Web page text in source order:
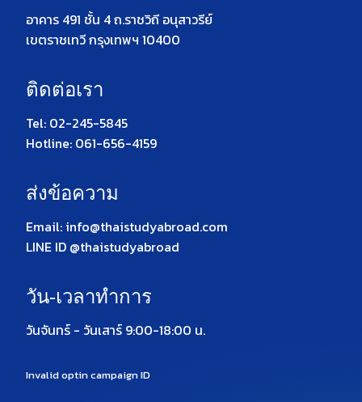
อาคาร 491 ชั้น 4 ถ.ราชวิถี อนุสาวรีย์
เขตราชเทวี กรุงเทพฯ 10400
ติดต่อเรา
Tel: 02-245-5845
Hotline: 061-656-4159
ส่งข้อความ
Email: info@thaistudyabroad.com
LINE ID @thaistudyabroad
วัน-เวลาทำการ
วันจันทร์ - วันเสาร์ 9:00-18:00 น.
Invalid optin campaign ID